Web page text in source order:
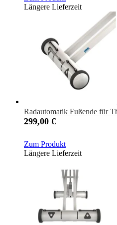
Längere Lieferzeit
Radautomatik Fußende für
299,00 €
Zum Produkt
Längere Lieferzeit